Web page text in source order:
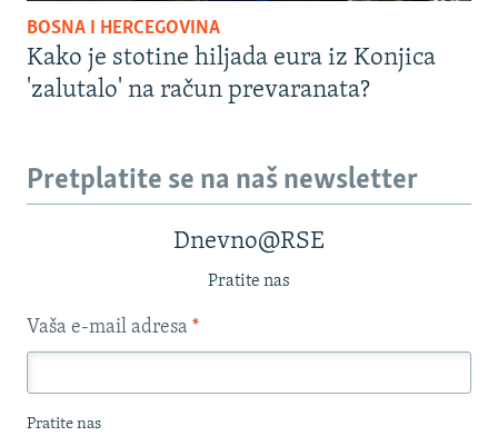
BOSNA I HERCEGOVINA
Kako je stotine hiljada eura iz Konjica
'zalutalo' na račun prevaranata?
Pretplatite se na naš newsletter
Dnevno@RSE
Pratite nas
Vaša e-mail adresa *
Pratite nas